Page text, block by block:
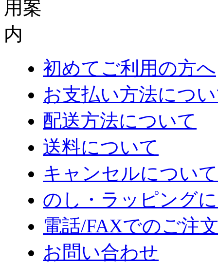
初めてご利用の方へ
お支払い方法につ
配送方法について
送料について
キャンセルについて
のし・ラッピング
電話/FAXでのご注
お問い合わせ